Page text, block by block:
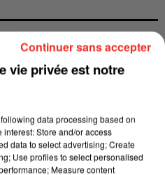
vie privée est notre
data processing based on
Store and/or access
data to select advertising; Create
Use profiles to select personalised
Measure content
Continuer sans accepter